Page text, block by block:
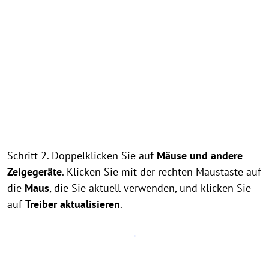
Schritt 2. Doppelklicken Sie auf Mäuse und andere
Zeigegeräte. Klicken Sie mit der rechten Maustaste auf
die Maus, die Sie aktuell verwenden, und klicken Sie
aufTreiber aktualisieren.